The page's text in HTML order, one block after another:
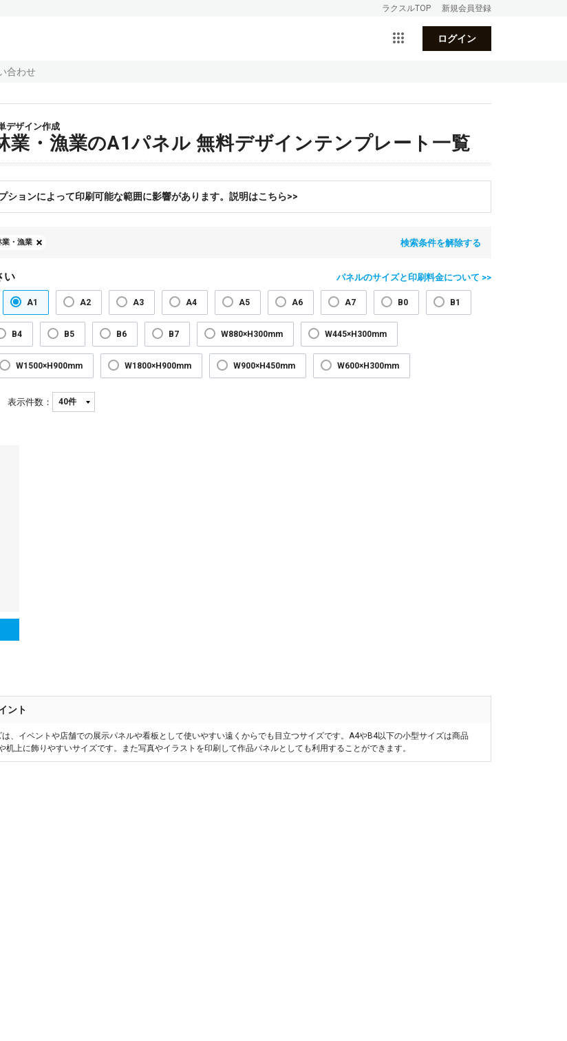
ラクスルTOP 新規会員登録
ログイン
合わせ
デザイン作成
業・漁業のA1パネル 無料デザインテンプレート一覧
ションによって印刷可能な範囲に影響があります。説明はこちら>>
業・漁業 検索条件を解除する
い パネルのサイズと印刷料金について >>
A1 A2 A3 A4 A5 A6 A7 B0 B1
B4 B5 B6 B7 W880×H300mm W445×H300mm
W1500×H900mm W1800×H900mm W900×H450mm W600×H300mm
表示件数：
ント
、イベントや店舗での展示パネルや看板として使いやすい遠くからでも目立つサイズです。A4やB4以下の小型サイズは商品
机上に飾りやすいサイズです。また写真やイラストを印刷して作品パネルとしても利用することができます。